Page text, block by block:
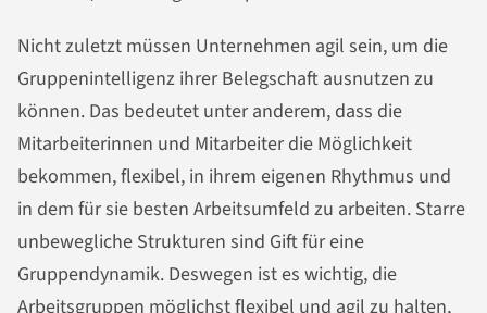
Nicht zuletzt müssen Unternehmen agil sein, um die
Gruppenintelligenz ihrer Belegschaft ausnutzen zu
können. Das bedeutet unter anderem, dass die
Mitarbeiterinnen und Mitarbeiter die Möglichkeit
bekommen, flexibel, in ihrem eigenen Rhythmus und
in dem für sie besten Arbeitsumfeld zu arbeiten. Starre
unbewegliche Strukturen sind Gift für eine
Gruppendynamik. Deswegen ist es wichtig, die
Arbeitsgruppen möglichst flexibel und agil zu halten,